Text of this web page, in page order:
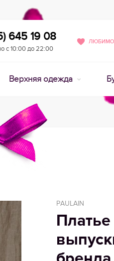
645 19 08
с 10:00 до 22:00
Верхняя одежда
PAULAIN
Платье